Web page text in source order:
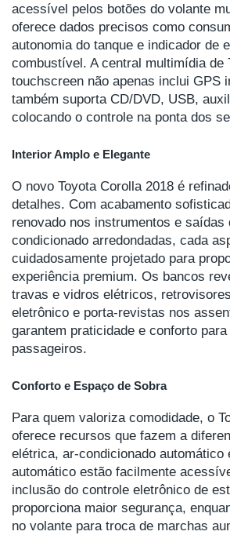
acessível pelos botões do volante
oferece dados precisos como
autonomia do tanque e indicador de
combustível. A central multimídia de
touchscreen não apenas inclui GPS
também suporta CD/DVD, USB,
colocando o controle na ponta dos
Interior Amplo e Elegante
O novo Toyota Corolla 2018 é
detalhes. Com acabamento
renovado nos instrumentos e saídas
condicionado arredondadas, cada
cuidadosamente projetado para
experiência premium. Os bancos
travas e vidros elétricos,
eletrônico e porta-revistas nos
garantem praticidade e conforto
passageiros.
Conforto e Espaço de Sobra
Para quem valoriza comodidade, o
oferece recursos que fazem a
elétrica, ar-condicionado automático
automático estão facilmente
inclusão do controle eletrônico de
proporciona maior segurança,
no volante para troca de marchas